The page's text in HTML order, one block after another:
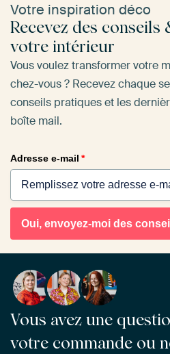
Votre inspiration déco
Recevez des conseils
votre intérieur
Vous voulez transformer votre
chez-vous ? Recevez chaque
conseils pratiques et les
boîte mail.
Adresse e-mail *
Oui, envoyez-moi des
Vous avez une
votre commande ou